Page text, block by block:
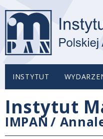
INSTYTUT
Instytut
IMPAN /